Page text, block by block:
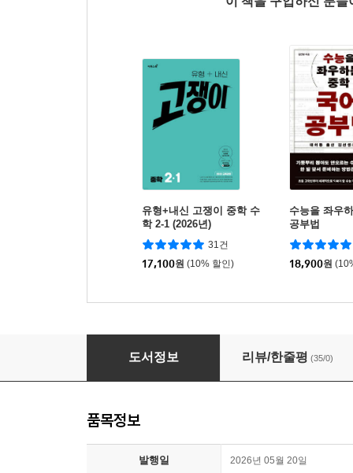
유형+내신 고쟁이 중학 수
학 2-1 (2026년)
31건
17,100원 (10% 할인)
수능을 좌우
공부법
18,900원
유전자는 어떻게 발견됐을까?
도서정보 리뷰/한줄평 (35/0)
품목정보
발행일 2026년 05월 20일